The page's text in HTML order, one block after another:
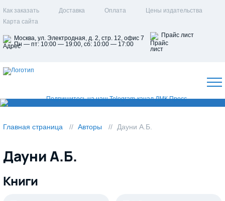
Как заказать Доставка Оплата
Цены издательства
Карта сайта
Москва, ул. Электродная, д. 2, стр. 12, офис 7
Пн — пт: 10:00 — 19:00, сб: 10:00 — 17:00
Прайс лист
Главная страница Авторы Дауни А.Б.
Дауни А.Б.
Книги